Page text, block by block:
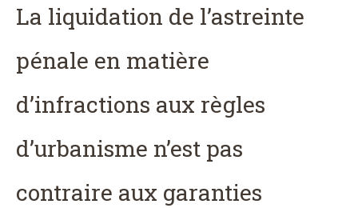
La liquidation de l’astreinte
pénale en matière
d’infractions aux règles
d’urbanisme n’est pas
contraire aux garanties